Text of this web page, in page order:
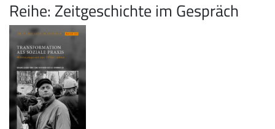
Reihe: Zeitgeschichte im Gespräch